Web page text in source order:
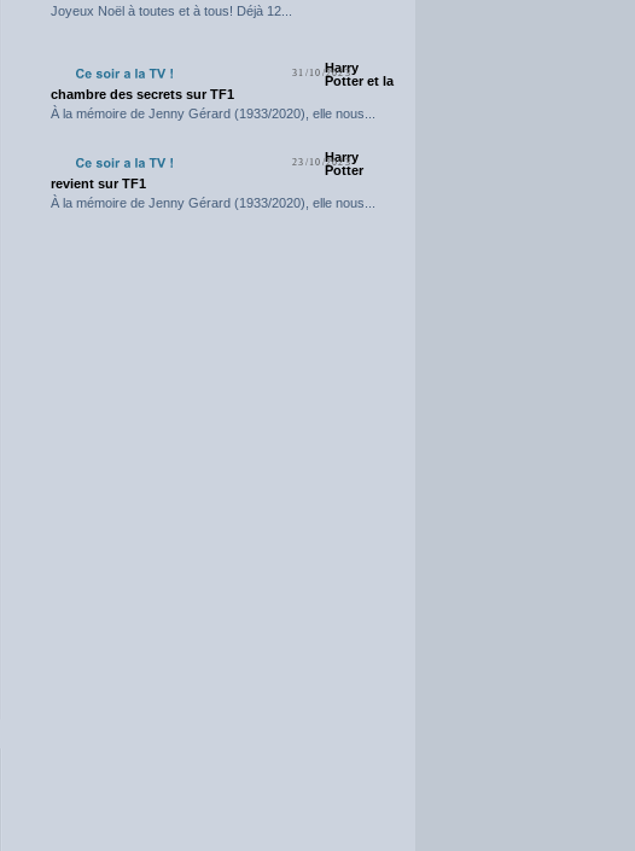
Joyeux Noël à toutes et à tous! Déjà 12...
31/10/2023
Harry
Potter et la
chambre des secrets sur TF1
À la mémoire de Jenny Gérard (1933/2020), elle nous...
23/10/2023
Harry
Potter
revient sur TF1
À la mémoire de Jenny Gérard (1933/2020), elle nous...